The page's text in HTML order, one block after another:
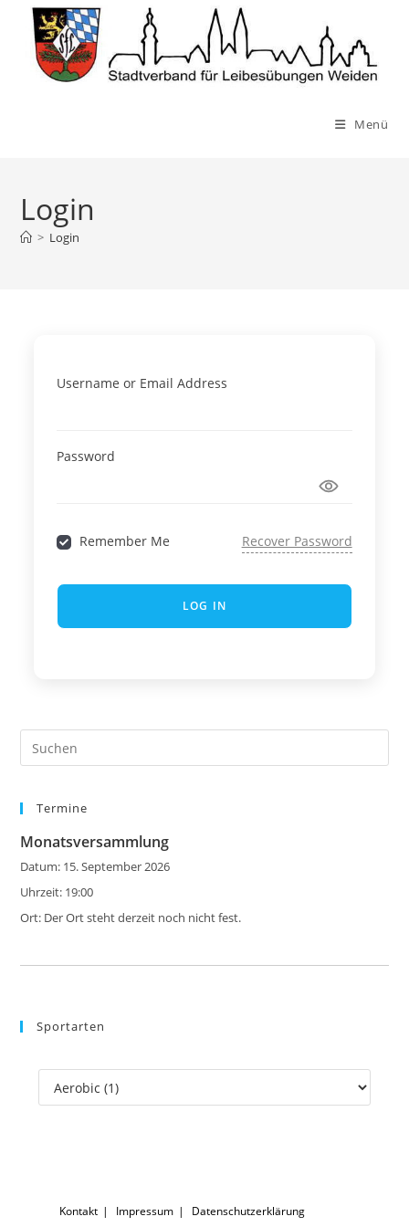
Inhalt
springen
Menü
Login
> Login
Username or Email Address
Password
Remember Me Recover Password
LOG IN
Termine
Monatsversammlung
Datum: 15. September 2026
Uhrzeit: 19:00
Ort: Der Ort steht derzeit noch nicht fest.
Sportarten
Kontakt Impressum Datenschutzerklärung